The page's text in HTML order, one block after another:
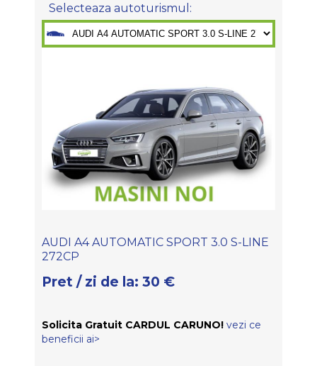
Selecteaza autoturismul:
AUDI A4 AUTOMATIC SPORT 3.0 S-LINE
272CP
Pret / zi de la: 30 €
Solicita Gratuit CARDUL CARUNO! vezi ce
beneficii ai>